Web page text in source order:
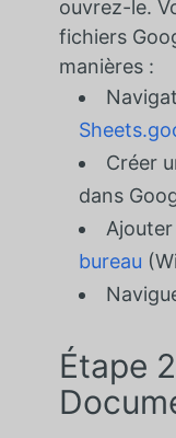
ouvrez-le.
fichiers
manières :
Créer
dans
bureau
Étape